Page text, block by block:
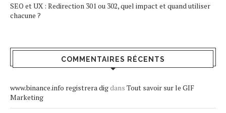
SEO et UX : Redirection 301 ou 302, quel impact et quand utiliser
chacune ?
COMMENTAIRES RÉCENTS
www.binance.info registrera digdans Tout savoir sur le GIF
Marketing